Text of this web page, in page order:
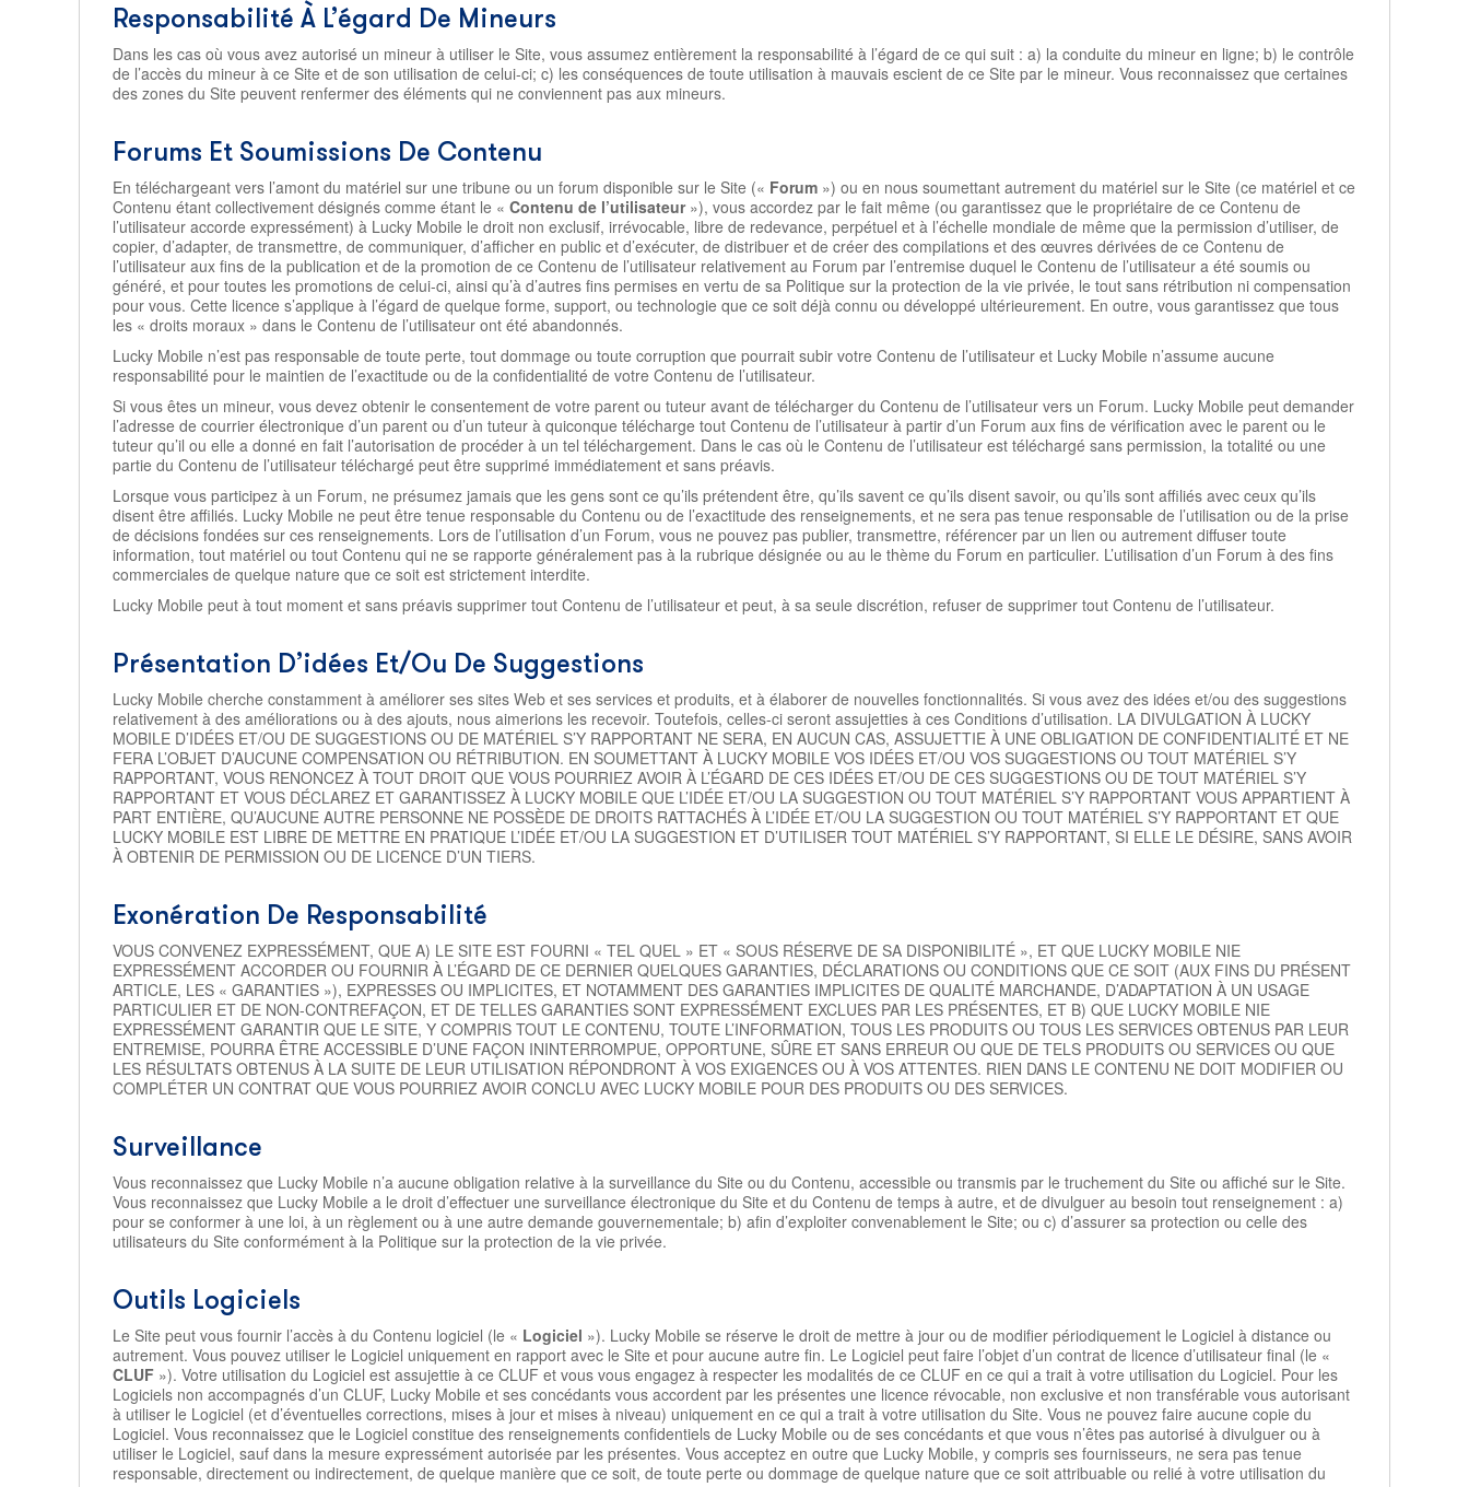
Responsabilité À L’égard De Mineurs
Dans les cas où vous avez autorisé un mineur à utiliser le Site, vous assumez entièrement la responsabilité à l’égard de ce qui suit : a) la conduite du mineur en ligne; b) le contrôle
de l’accès du mineur à ce Site et de son utilisation de celui-ci; c) les conséquences de toute utilisation à mauvais escient de ce Site par le mineur. Vous reconnaissez que certaines
des zones du Site peuvent renfermer des éléments qui ne conviennent pas aux mineurs.
Forums Et Soumissions De Contenu
En téléchargeant vers l’amont du matériel sur une tribune ou un forum disponible sur le Site (« Forum ») ou en nous soumettant autrement du matériel sur le Site (ce matériel et ce
Contenu étant collectivement désignés comme étant le « Contenu de l’utilisateur»), vous accordez par le fait même (ou garantissez que le propriétaire de ce Contenu de
l’utilisateur accorde expressément) à Lucky Mobile le droit non exclusif, irrévocable, libre de redevance, perpétuel et à l’échelle mondiale de même que la permission d’utiliser, de
copier, d’adapter, de transmettre, de communiquer, d’afficher en public et d’exécuter, de distribuer et de créer des compilations et des œuvres dérivées de ce Contenu de
l’utilisateur aux fins de la publication et de la promotion de ce Contenu de l’utilisateur relativement au Forum par l’entremise duquel le Contenu de l’utilisateur a été soumis ou
généré, et pour toutes les promotions de celui-ci, ainsi qu’à d’autres fins permises en vertu de sa Politique sur la protection de la vie privée, le tout sans rétribution ni compensation
pour vous. Cette licence s’applique à l’égard de quelque forme, support, ou technologie que ce soit déjà connu ou développé ultérieurement. En outre, vous garantissez que tous
les « droits moraux » dans le Contenu de l’utilisateur ont été abandonnés.
Lucky Mobile n’est pas responsable de toute perte, tout dommage ou toute corruption que pourrait subir votre Contenu de l’utilisateur et Lucky Mobile n’assume aucune
responsabilité pour le maintien de l’exactitude ou de la confidentialité de votre Contenu de l’utilisateur.
Si vous êtes un mineur, vous devez obtenir le consentement de votre parent ou tuteur avant de télécharger du Contenu de l’utilisateur vers un Forum. Lucky Mobile peut demander
l’adresse de courrier électronique d’un parent ou d’un tuteur à quiconque télécharge tout Contenu de l’utilisateur à partir d’un Forum aux fins de vérification avec le parent ou le
tuteur qu’il ou elle a donné en fait l’autorisation de procéder à un tel téléchargement. Dans le cas où le Contenu de l’utilisateur est téléchargé sans permission, la totalité ou une
partie du Contenu de l’utilisateur téléchargé peut être supprimé immédiatement et sans préavis.
Lorsque vous participez à un Forum, ne présumez jamais que les gens sont ce qu’ils prétendent être, qu’ils savent ce qu’ils disent savoir, ou qu’ils sont affiliés avec ceux qu’ils
disent être affiliés. Lucky Mobile ne peut être tenue responsable du Contenu ou de l’exactitude des renseignements, et ne sera pas tenue responsable de l’utilisation ou de la prise
de décisions fondées sur ces renseignements. Lors de l’utilisation d’un Forum, vous ne pouvez pas publier, transmettre, référencer par un lien ou autrement diffuser toute
information, tout matériel ou tout Contenu qui ne se rapporte généralement pas à la rubrique désignée ou au le thème du Forum en particulier. L’utilisation d’un Forum à des fins
commerciales de quelque nature que ce soit est strictement interdite.
Lucky Mobile peut à tout moment et sans préavis supprimer tout Contenu de l’utilisateur et peut, à sa seule discrétion, refuser de supprimer tout Contenu de l’utilisateur.
Présentation D’idées Et/Ou De Suggestions
Lucky Mobile cherche constamment à améliorer ses sites Web et ses services et produits, et à élaborer de nouvelles fonctionnalités. Si vous avez des idées et/ou des suggestions
relativement à des améliorations ou à des ajouts, nous aimerions les recevoir. Toutefois, celles-ci seront assujetties à ces Conditions d’utilisation. LA DIVULGATION À LUCKY
MOBILE D’IDÉES ET/OU DE SUGGESTIONS OU DE MATÉRIEL S’Y RAPPORTANT NE SERA, EN AUCUN CAS, ASSUJETTIE À UNE OBLIGATION DE CONFIDENTIALITÉ ET NE
FERA L’OBJET D’AUCUNE COMPENSATION OU RÉTRIBUTION. EN SOUMETTANT À LUCKY MOBILE VOS IDÉES ET/OU VOS SUGGESTIONS OU TOUT MATÉRIEL S’Y
RAPPORTANT, VOUS RENONCEZ À TOUT DROIT QUE VOUS POURRIEZ AVOIR À L’ÉGARD DE CES IDÉES ET/OU DE CES SUGGESTIONS OU DE TOUT MATÉRIEL S’Y
RAPPORTANT ET VOUS DÉCLAREZ ET GARANTISSEZ À LUCKY MOBILE QUE L’IDÉE ET/OU LA SUGGESTION OU TOUT MATÉRIEL S’Y RAPPORTANT VOUS APPARTIENT À
PART ENTIÈRE, QU’AUCUNE AUTRE PERSONNE NE POSSÈDE DE DROITS RATTACHÉS À L’IDÉE ET/OU LA SUGGESTION OU TOUT MATÉRIEL S’Y RAPPORTANT ET QUE
LUCKY MOBILE EST LIBRE DE METTRE EN PRATIQUE L’IDÉE ET/OU LA SUGGESTION ET D’UTILISER TOUT MATÉRIEL S’Y RAPPORTANT, SI ELLE LE DÉSIRE, SANS AVOIR
À OBTENIR DE PERMISSION OU DE LICENCE D’UN TIERS.
Exonération De Responsabilité
VOUS CONVENEZ EXPRESSÉMENT, QUE A) LE SITE EST FOURNI « TEL QUEL » ET « SOUS RÉSERVE DE SA DISPONIBILITÉ », ET QUE LUCKY MOBILE NIE
EXPRESSÉMENT ACCORDER OU FOURNIR À L’ÉGARD DE CE DERNIER QUELQUES GARANTIES, DÉCLARATIONS OU CONDITIONS QUE CE SOIT (AUX FINS DU PRÉSENT
ARTICLE, LES « GARANTIES »), EXPRESSES OU IMPLICITES, ET NOTAMMENT DES GARANTIES IMPLICITES DE QUALITÉ MARCHANDE, D’ADAPTATION À UN USAGE
PARTICULIER ET DE NON-CONTREFAÇON, ET DE TELLES GARANTIES SONT EXPRESSÉMENT EXCLUES PAR LES PRÉSENTES, ET B) QUE LUCKY MOBILE NIE
EXPRESSÉMENT GARANTIR QUE LE SITE, Y COMPRIS TOUT LE CONTENU, TOUTE L’INFORMATION, TOUS LES PRODUITS OU TOUS LES SERVICES OBTENUS PAR LEUR
ENTREMISE, POURRA ÊTRE ACCESSIBLE D’UNE FAÇON ININTERROMPUE, OPPORTUNE, SÛRE ET SANS ERREUR OU QUE DE TELS PRODUITS OU SERVICES OU QUE
LES RÉSULTATS OBTENUS À LA SUITE DE LEUR UTILISATION RÉPONDRONT À VOS EXIGENCES OU À VOS ATTENTES. RIEN DANS LE CONTENU NE DOIT MODIFIER OU
COMPLÉTER UN CONTRAT QUE VOUS POURRIEZ AVOIR CONCLU AVEC LUCKY MOBILE POUR DES PRODUITS OU DES SERVICES.
Surveillance
Vous reconnaissez que Lucky Mobile n’a aucune obligation relative à la surveillance du Site ou du Contenu, accessible ou transmis par le truchement du Site ou affiché sur le Site.
Vous reconnaissez que Lucky Mobile a le droit d’effectuer une surveillance électronique du Site et du Contenu de temps à autre, et de divulguer au besoin tout renseignement : a)
pour se conformer à une loi, à un règlement ou à une autre demande gouvernementale; b) afin d’exploiter convenablement le Site; ou c) d’assurer sa protection ou celle des
utilisateurs du Site conformément à la Politique sur la protection de la vie privée.
Outils Logiciels
Le Site peut vous fournir l’accès à du Contenu logiciel (le « Logiciel »). Lucky Mobile se réserve le droit de mettre à jour ou de modifier périodiquement le Logiciel à distance ou
autrement. Vous pouvez utiliser le Logiciel uniquement en rapport avec le Site et pour aucune autre fin. Le Logiciel peut faire l’objet d’un contrat de licence d’utilisateur final (le «
CLUF »). Votre utilisation du Logiciel est assujettie à ce CLUF et vous vous engagez à respecter les modalités de ce CLUF en ce qui a trait à votre utilisation du Logiciel. Pour les
Logiciels non accompagnés d’un CLUF, Lucky Mobile et ses concédants vous accordent par les présentes une licence révocable, non exclusive et non transférable vous autorisant
à utiliser le Logiciel (et d’éventuelles corrections, mises à jour et mises à niveau) uniquement en ce qui a trait à votre utilisation du Site. Vous ne pouvez faire aucune copie du
Logiciel. Vous reconnaissez que le Logiciel constitue des renseignements confidentiels de Lucky Mobile ou de ses concédants et que vous n’êtes pas autorisé à divulguer ou à
utiliser le Logiciel, sauf dans la mesure expressément autorisée par les présentes. Vous acceptez en outre que Lucky Mobile, y compris ses fournisseurs, ne sera pas tenue
responsable, directement ou indirectement, de quelque manière que ce soit, de toute perte ou dommage de quelque nature que ce soit attribuable ou relié à votre utilisation du